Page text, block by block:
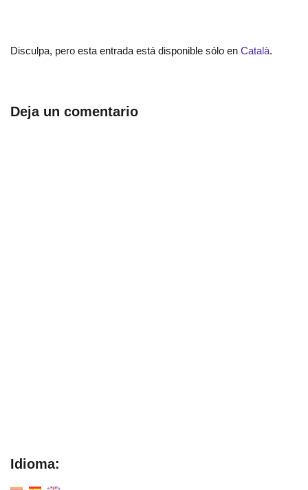
Disculpa, pero esta entrada está disponible sólo en Català.
Deja un comentario
Idioma: